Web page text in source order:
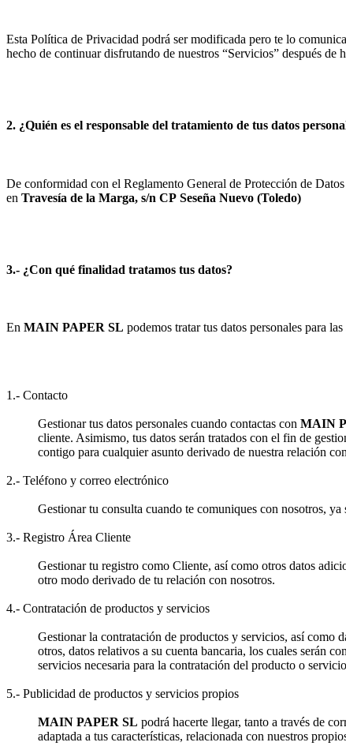
Esta Política de Privacidad podrá ser modificada pero te lo
hecho de continuar disfrutando de nuestros “Servicios” después de
2. ¿Quién es el responsable del tratamiento de tus datos
De conformidad con el Reglamento General de Protección de
en Travesía de la Marga, s/n CP Seseña Nuevo (Toledo)
3.- ¿Con qué finalidad tratamos tus datos?
En MAIN PAPER SL podemos tratar tus datos personales para
1.- Contacto
Gestionar tus datos personales cuando contactas con MAIN
cliente. Asimismo, tus datos serán tratados con el fin de
contigo para cualquier asunto derivado de nuestra relación
2.- Teléfono y correo electrónico
Gestionar tu consulta cuando te comuniques con nosotros,
3.- Registro Área Cliente
Gestionar tu registro como Cliente, así como otros datos
otro modo derivado de tu relación con nosotros.
4.- Contratación de productos y servicios
Gestionar la contratación de productos y servicios, así como
otros, datos relativos a su cuenta bancaria, los cuales serán
servicios necesaria para la contratación del producto o
5.- Publicidad de productos y servicios propios
MAIN PAPER SL podrá hacerte llegar, tanto a través de
adaptada a tus características, relacionada con nuestros